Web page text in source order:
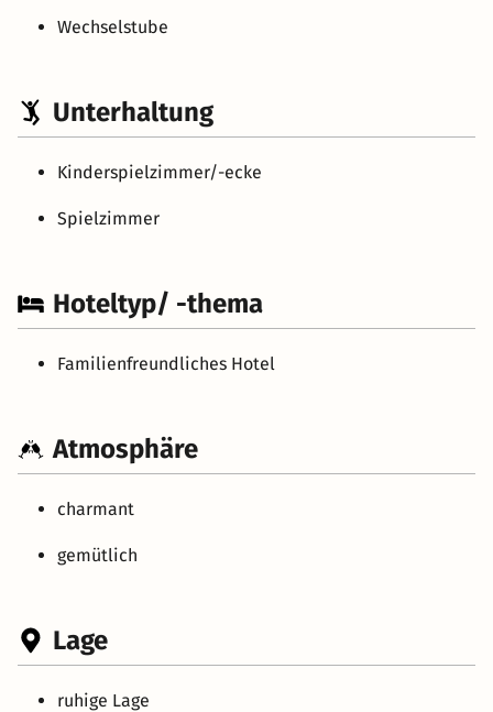
Wechselstube
Unterhaltung
Kinderspielzimmer/-ecke
Spielzimmer
Hoteltyp/ -thema
Familienfreundliches Hotel
Atmosphäre
charmant
gemütlich
Lage
ruhige Lage